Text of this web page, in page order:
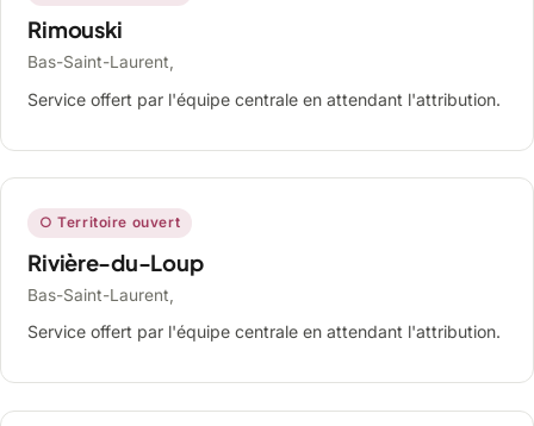
Rimouski
Bas-Saint-Laurent,
Service offert par l'équipe centrale en attendant l'attribution.
○ Territoire ouvert
Rivière-du-Loup
Bas-Saint-Laurent,
Service offert par l'équipe centrale en attendant l'attribution.